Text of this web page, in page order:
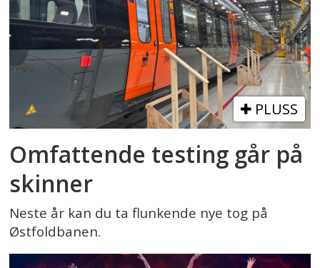
PLUSS
Omfattende testing går på
skinner
Neste år kan du ta flunkende nye tog på
Østfoldbanen.